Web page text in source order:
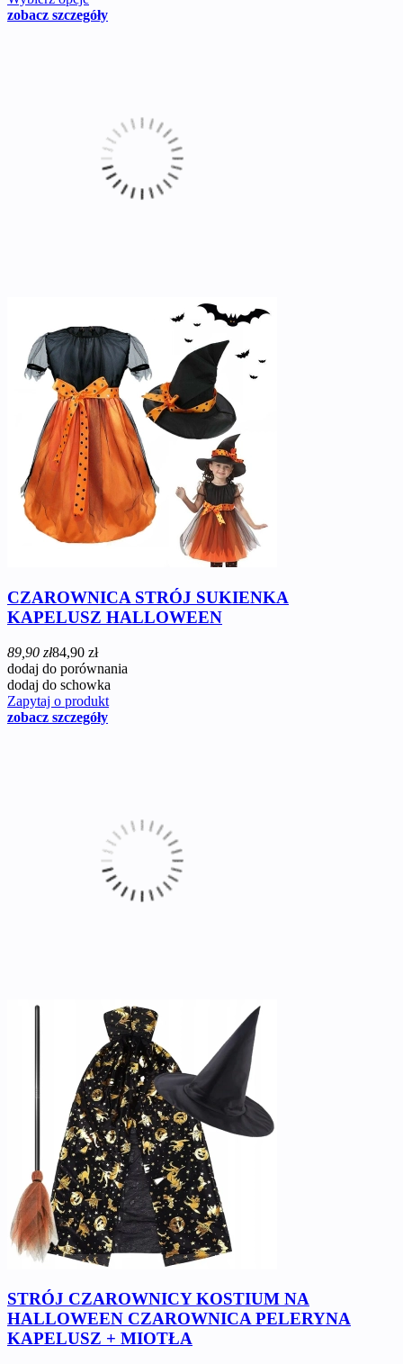
zobacz szczegóły
CZAROWNICA STRÓJ SUKIENKA
KAPELUSZ HALLOWEEN
89,90 zł84,90 zł
dodaj do porównania
dodaj do schowka
Zapytaj o produkt
zobacz szczegóły
STRÓJ CZAROWNICY KOSTIUM NA
HALLOWEEN CZAROWNICA PELERYNA
KAPELUSZ + MIOTŁA